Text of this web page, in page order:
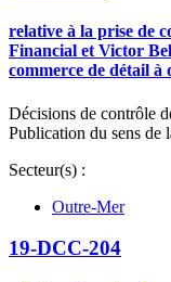
relative à la prise de
Financial et Victor
commerce de détail
Décisions de contrôle
Publication du sens de
Secteur(s) :
Outre-Mer
19-DCC-204